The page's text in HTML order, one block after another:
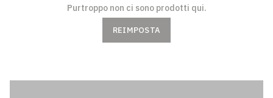
Purtroppo non ci sono prodotti qui.
REIMPOSTA